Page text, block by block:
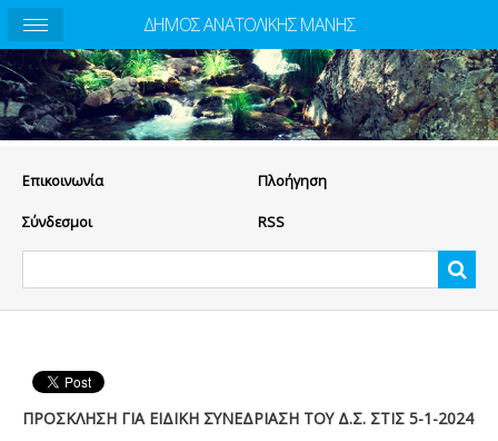
Eπικοινωνία Πλοήγηση
Σύνδεσμοι RSS
ΠΡΟΣΚΛΗΣΗ ΓΙΑ ΕΙΔΙΚΗ ΣΥΝΕΔΡΙΑΣΗ ΤΟΥ Δ.Σ. ΣΤΙΣ 5-1-2024
ΔΗΜΟΣ ΑΝΑΤΟΛΙΚΗΣ ΜΑΝΗΣ